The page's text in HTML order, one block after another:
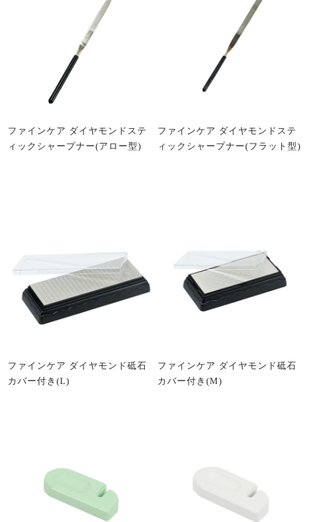
ファインケア ダイヤモンドステ
ィックシャープナー(アロー型)
ファインケア ダイヤモンドステ
ィックシャープナー(フラット型)
ファインケア ダイヤモンド砥石
カバー付き(L)
ファインケア ダイヤモンド砥石
カバー付き(M)